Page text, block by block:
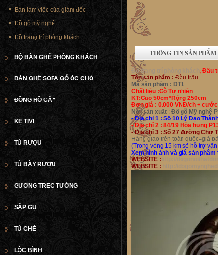
THÔNG TIN SẢN PHẨM
Đồ trang trí phòng khách , Đầu
Tên sản phẩm : Đầu trâu
Mã sản phâm : DT1
Chất liệu :Gỗ Tự nhiên
KT:Cao 50cm*Rộng 250cm
Đơn giá : 0.000 VNĐ/ch + cước
Nơi sản xuất : Đồ gỗ Mỹ nghệ
- Địa chỉ 1 : Số 10 Lý Đạo
- Địa chỉ 2 : 84/19 Hòa hưng
- Địa chỉ 3 : Số 27 đường Chợ
Hàng giao trên toàn quốc=giá
(Trong vòng 15 km sẽ hỗ trợ
Xem hình ảnh và giá sản phâm
WEBSITE :
WEBSITE :
Bàn làm việc của giám đốc
Đồ gỗ mỹ nghệ
Đồ trang trí phòng khách
BỘ BÀN GHẾ PHÒNG KHÁCH
BÀN GHẾ SOFA GỖ ÓC CHÓ
ĐỒNG HỒ CÂY
KỆ TIVI
TỦ RƯỢU
TỦ BÀY RƯỢU
GƯƠNG TREO TƯỜNG
SẬP GỤ
TỦ CHÈ
LỘC BÌNH